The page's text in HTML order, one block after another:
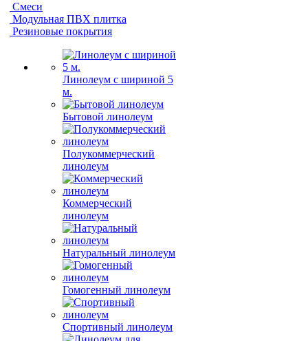
Смеси
Модульная ПВХ плитка
Резиновые покрытия
Линолеум с шириной 5
м.
Бытовой линолеум
Полукоммерческий
линолеум
Коммерческий
линолеум
Натуральный линолеум
Гомогенный линолеум
Спортивный линолеум